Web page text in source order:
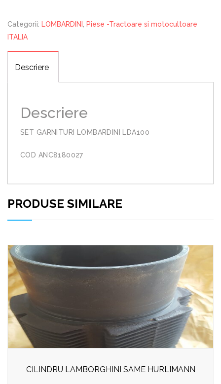
Categorii: LOMBARDINI
Piese -Tractoare si motocultoare
ITALIA
Descriere
Descriere
SET GARNITURI LOMBARDINI LDA100
COD ANC8180027
PRODUSE SIMILARE
CILINDRU LAMBORGHINI SAME HURLIMANN